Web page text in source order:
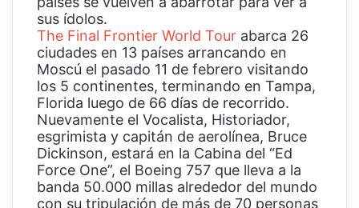
sus ídolos.
The Final Frontier World Tour abarca 26
ciudades en 13 países arrancando en
Moscú el pasado 11 de febrero visitando
los 5 continentes, terminando en Tampa,
Florida luego de 66 días de recorrido.
Nuevamente el Vocalista, Historiador,
esgrimista y capitán de aerolínea, Bruce
Dickinson, estará en la Cabina del “Ed
Force One”, el Boeing 757 que lleva a la
banda 50.000 millas alrededor del mundo
con su tripulación de más de 70 personas